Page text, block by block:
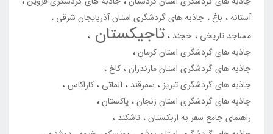
آستانه
باغ جاذبه های گردشگری استان آذربایجان شرقی
مساجد تاریخی
خجند تاجیکستان
جاذبه های گردشگری استان کرمان
جاذبه های گردشگری استان مازندران کاخ
جاذبه های گردشگری تبریز
سمرقند آلماتی
کاراکاس
جاذبه های گردشگری استان زنجان پاکستان
راهنمای جامع سفر به ازبکستان تاشکند